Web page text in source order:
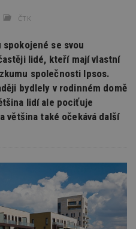
ČTK
se svou
lidé, kteří mají vlastní
společnosti Ipsos.
bydlely v rodinném domě
lidí ale pociťuje
většina také očekává další